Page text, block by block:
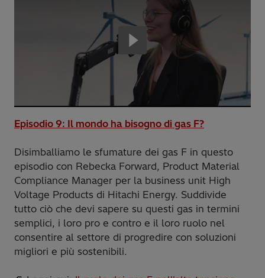
Episodio 9: Il mondo ha bisogno di gas F?
Disimballiamo le sfumature dei gas F in questo
episodio con Rebecka Forward, Product Material
Compliance Manager per la business unit High
Voltage Products di Hitachi Energy. Suddivide
tutto ciò che devi sapere su questi gas in termini
semplici, i loro pro e contro e il loro ruolo nel
consentire al settore di progredire con soluzioni
migliori e più sostenibili.